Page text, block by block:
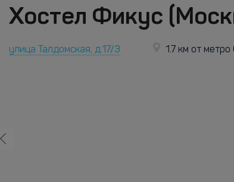
Хостел Фикус
улица Талдомская, д.17/3 1.7 км от метро